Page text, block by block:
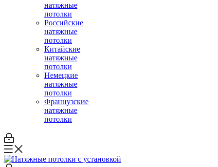
натяжные
потолки
Российские
натяжные
потолки
Китайские
натяжные
потолки
Немецкие
натяжные
потолки
Французские
натяжные
потолки